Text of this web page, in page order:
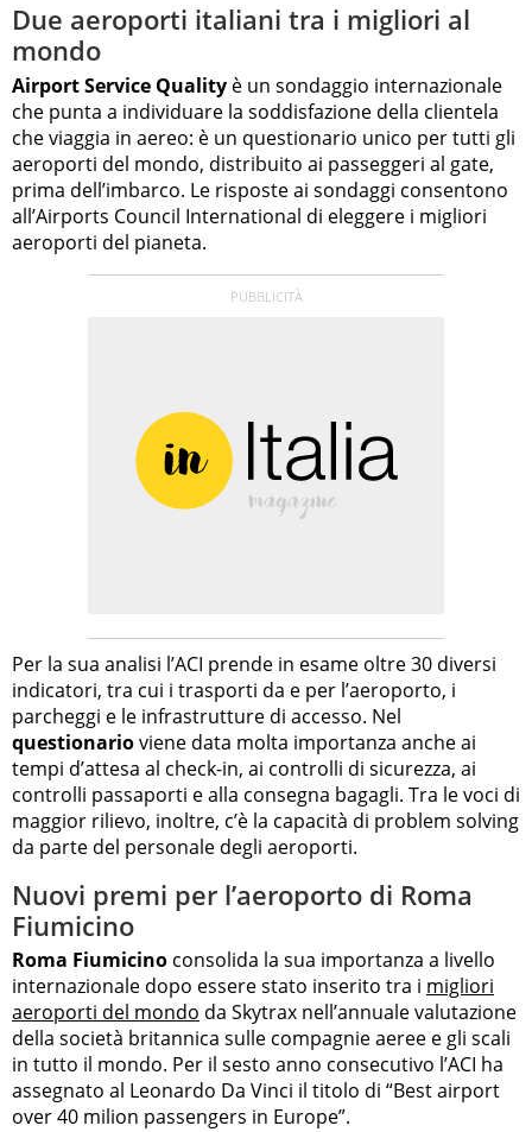
Due aeroporti italiani tra i migliori al
mondo
Airport Service Quality è un sondaggio internazionale
che punta a individuare la soddisfazione della clientela
che viaggia in aereo: è un questionario unico per tutti gli
aeroporti del mondo, distribuito ai passeggeri al gate,
prima dell’imbarco. Le risposte ai sondaggi consentono
all’Airports Council International di eleggere i migliori
aeroporti del pianeta.
Per la sua analisi l’ACI prende in esame oltre 30 diversi
indicatori, tra cui i trasporti da e per l’aeroporto, i
parcheggi e le infrastrutture di accesso. Nel
questionarioviene data molta importanza anche ai
tempi d’attesa al check-in, ai controlli di sicurezza, ai
controlli passaporti e alla consegna bagagli. Tra le voci di
maggior rilievo, inoltre, c’è la capacità di problem solving
da parte del personale degli aeroporti.
Nuovi premi per l’aeroporto di Roma
Fiumicino
Roma Fiumicino consolida la sua importanza a livello
internazionale dopo essere stato inserito tra i migliori
aeroporti del mondo da Skytrax nell’annuale valutazione
della società britannica sulle compagnie aeree e gli scali
in tutto il mondo. Per il sesto anno consecutivo l’ACI ha
assegnato al Leonardo Da Vinci il titolo di “Best airport
over 40 milion passengers in Europe”.